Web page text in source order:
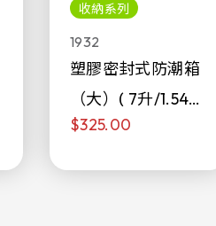
收納系列
1932
塑膠密封式防潮箱
（大）( 7升/1.54加
侖)
$325.00